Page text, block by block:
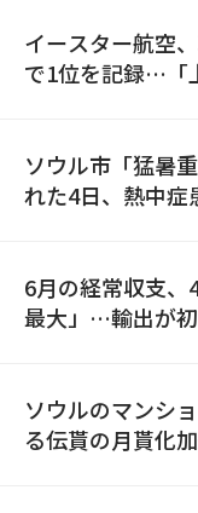
イースター航空
で1位を記録…「
ソウル市「猛暑
れた4日、熱中症
6月の経常収支
最大」…輸出が
ソウルのマンシ
る伝貰の月貰化